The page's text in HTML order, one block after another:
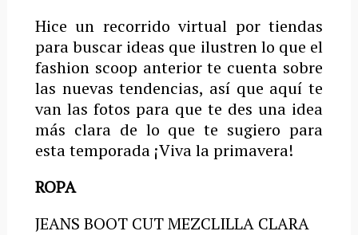
Hice un recorrido virtual por tiendas
para buscar ideas que ilustren lo que el
fashion scoop anterior te cuenta sobre
las nuevas tendencias, así que aquí te
van las fotos para que te des una idea
más clara de lo que te sugiero para
esta temporada ¡Viva la primavera!
ROPA
JEANS BOOT CUT MEZCLILLA CLARA